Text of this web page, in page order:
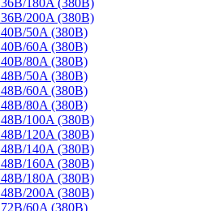
200A (380B)
50A (380B)
60A (380B)
80A (380B)
50A (380B)
60A (380B)
80A (380B)
100A (380B)
120A (380B)
140A (380B)
160A (380B)
180A (380B)
200A (380B)
60A (380B)